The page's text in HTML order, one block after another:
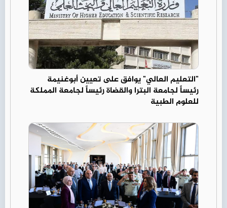
"التعليم العالي" يوافق على تعيين أبوغنيمة
رئيساً لجامعة البترا والقضاة رئيساً لجامعة المملكة
للعلوم الطبية